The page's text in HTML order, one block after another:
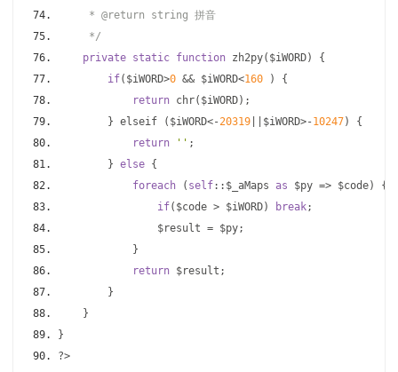
     * @return string 拼音
     */
private static function zh2py( $iWORD)
{
if( $iWORD>0 && $iWORD<160 )
{
return chr( $iWORD);
} elseif ( $iWORD<-20319 $iWORD>-10247)
{
return
'' ;
} else {
foreach
( self:: $_aMaps as $py => $code)
{
if( $code > $iWORD) break;
                $result
= $py;
}
return $result ;
}
}
}
?>